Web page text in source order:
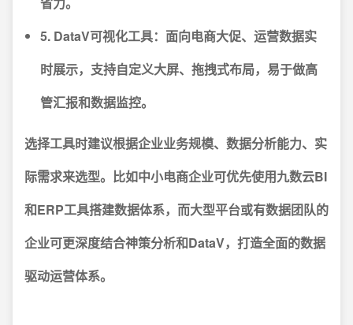
5. DataV可视化工具：面向电商大促、运营数据实
时展示，支持自定义大屏、拖拽式布局，易于做高
管汇报和数据监控。
选择工具时建议根据企业业务规模、数据分析能力、实
际需求来选型。比如中小电商企业可优先使用九数云BI
和ERP工具搭建数据体系，而大型平台或有数据团队的
企业可更深度结合神策分析和DataV，打造全面的数据
驱动运营体系。